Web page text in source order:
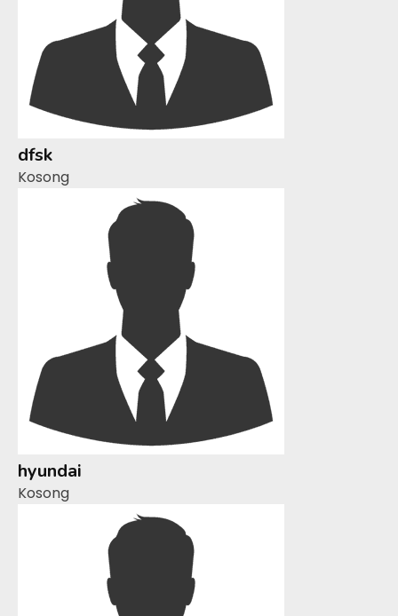
dfsk
Kosong
hyundai
Kosong